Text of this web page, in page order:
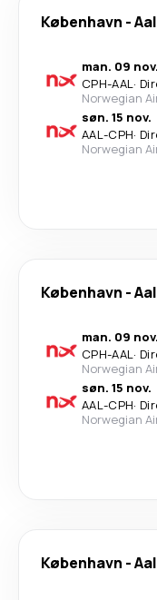
København -
man. 09 nov.
CPH-AAL·
Norwegian
søn. 15 nov.
AAL-CPH·
Norwegian
København -
man. 09 nov.
CPH-AAL·
Norwegian
søn. 15 nov.
AAL-CPH·
Norwegian
København -